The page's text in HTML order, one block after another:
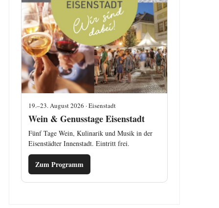
19.–23. August 2026 · Eisenstadt
Wein & Genusstage Eisenstadt
Fünf Tage Wein, Kulinarik und Musik in der
Eisenstädter Innenstadt. Eintritt frei.
Zum Programm